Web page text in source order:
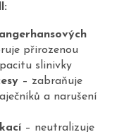
přirozenou
slinivky
– zabraňuje
a narušení
– neutralizuje